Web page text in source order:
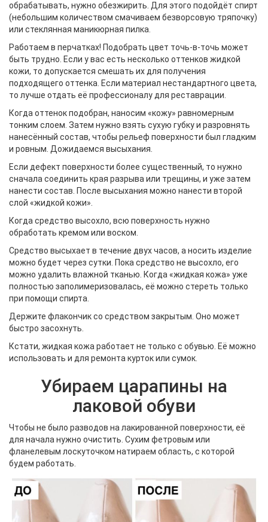
обрабатывать, нужно обезжирить. Для этого подойдёт спирт
(небольшим количеством смачиваем безворсовую тряпочку)
или стеклянная маникюрная пилка.
Работаем в перчатках! Подобрать цвет точь-в-точь может
быть трудно. Если у вас есть несколько оттенков жидкой
кожи, то допускается смешать их для получения
подходящего оттенка. Если материал нестандартного цвета,
то лучше отдать её профессионалу для реставрации.
Когда оттенок подобран, наносим «кожу» равномерным
тонким слоем. Затем нужно взять сухую губку и разровнять
нанесённый состав, чтобы рельеф поверхности был гладким
и ровным. Дожидаемся высыхания.
Если дефект поверхности более существенный, то нужно
сначала соединить края разрыва или трещины, и уже затем
нанести состав. После высыхания можно нанести второй
слой «жидкой кожи».
Когда средство высохло, всю поверхность нужно
обработать кремом или воском.
Средство высыхает в течение двух часов, а носить изделие
можно будет через сутки. Пока средство не высохло, его
можно удалить влажной тканью. Когда «жидкая кожа» уже
полностью заполимеризовалась, её можно стереть только
при помощи спирта.
Держите флакончик со средством закрытым. Оно может
быстро засохнуть.
Кстати, жидкая кожа работает не только с обувью. Её можно
использовать и для ремонта курток или сумок.
Убираем царапины на
лаковой обуви
Чтобы не было разводов на лакированной поверхности, её
для начала нужно очистить. Сухим фетровым или
фланелевым лоскуточком натираем область, с которой
будем работать.